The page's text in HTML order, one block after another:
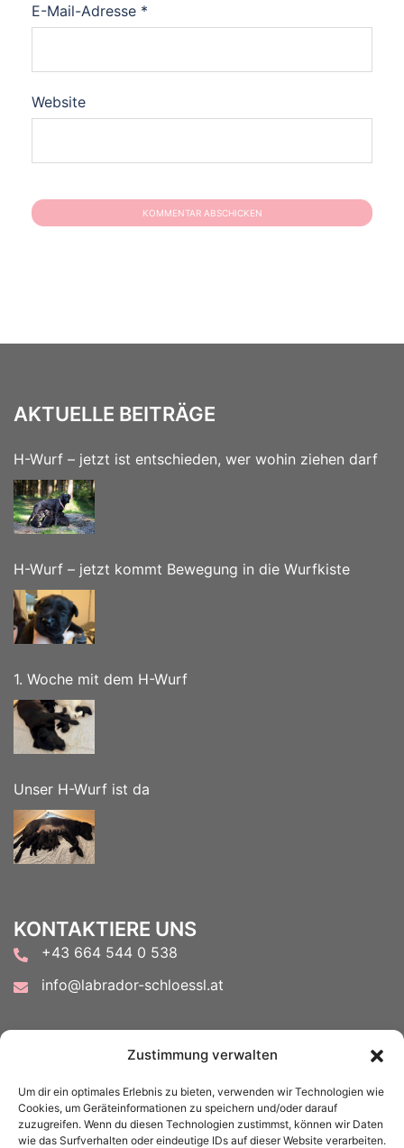
Zustimmung verwalten
Um dir ein optimales Erlebnis zu bieten, verwenden wir Technologien wie
Cookies, um Geräteinformationen zu speichern und/oder darauf
zuzugreifen. Wenn du diesen Technologien zustimmst, können wir Daten
wie das Surfverhalten oder eindeutige IDs auf dieser Website verarbeiten.
E-Mail-Adresse *
Website
AKTUELLE BEITRÄGE
H-Wurf – jetzt ist entschieden, wer wohin ziehen darf
H-Wurf – jetzt kommt Bewegung in die Wurfkiste
1. Woche mit dem H-Wurf
Unser H-Wurf ist da
KONTAKTIERE UNS
+43 664 544 0 538
info@labrador-schloessl.at
FOLGE UNS AUF